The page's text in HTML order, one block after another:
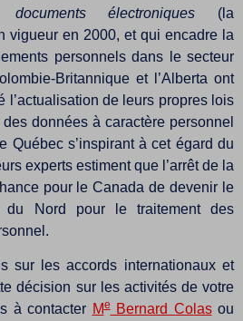
électroniques (la
vigueur en 2000, et qui encadre la
personnels dans le secteur
Britannique et l’Alberta ont
l’actualisation de leurs propres lois
données à caractère personnel
Québec s’inspirant à cet égard du
experts estiment que l’arrêt de la
pour le Canada de devenir le
du Nord pour le traitement des
sur les accords internationaux et
décision sur les activités de votre
à contacter MeBernard Colasou